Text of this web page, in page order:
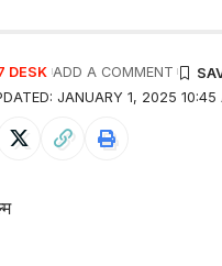
JANUARY 1, 2025 10:45
DESK ADD A COMMENT